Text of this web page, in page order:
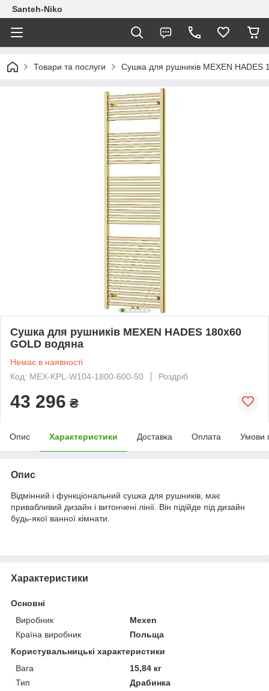
Santeh-Niko
Товари та послуги Сушка для рушників MEXEN HADES
Сушка для рушників MEXEN HADES 180х60
GOLD водяна
Немає в наявності
Код: MEX-KPL-W104-1800-600-50
Роздріб
43 296 ₴
Опис Характеристики Доставка Оплата Умови
Опис
Відмінний і функціональний сушка для рушників, має
привабливий дизайн і витончені лінії. Він підійде під дизайн
будь-якої ванної кімнати.
Характеристики
Основні
Виробник
Mexen
Країна виробник
Польща
Користувальницькі характеристики
Вага
15,84 кг
Тип
Драбинка